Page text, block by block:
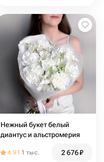
Нежный букет белый
диантус и альстромерия
4.91 1 тыс. 2 676₽